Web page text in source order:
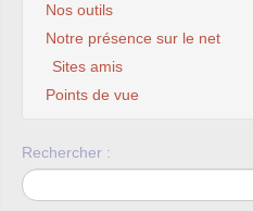
Nos outils
Notre présence sur le net
Sites amis
Points de vue
Rechercher :